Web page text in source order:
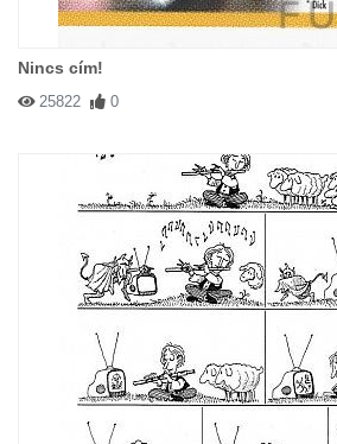
Nincs cím!
25822 0